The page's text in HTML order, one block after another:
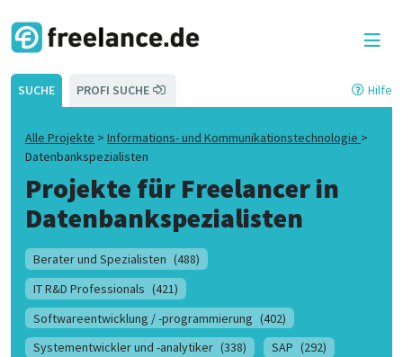
SUCHE PROFI SUCHE Hilfe
Alle Projekte > Informations- und Kommunikationstechnologie >
Datenbankspezialisten
Projekte für Freelancer in
Datenbankspezialisten
Berater und Spezialisten (488)
IT R&D Professionals (421)
Softwareentwicklung / -programmierung (402)
Systementwickler und -analytiker (338) SAP (292)